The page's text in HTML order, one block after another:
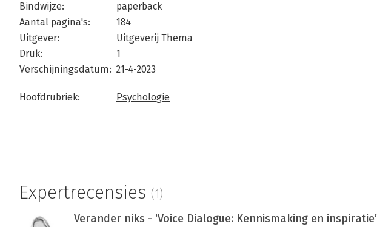
Bindwijze:
paperback
Aantal pagina's:
184
Uitgever:
Uitgeverij Thema
Druk:
1
Verschijningsdatum: 21-4-2023
Hoofdrubriek: Psychologie
Expertrecensies (1)
Verander niks - ‘Voice Dialogue: Kennismaking en inspiratie’